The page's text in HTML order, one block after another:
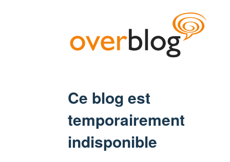
Ce blog est
temporairement
indisponible